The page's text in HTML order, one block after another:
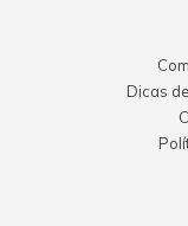
O produto é muito
problema.Recomendo
10 dezembro 2018 -
SALVADOR
EU POSSUO
ANOS COMO
Dicas